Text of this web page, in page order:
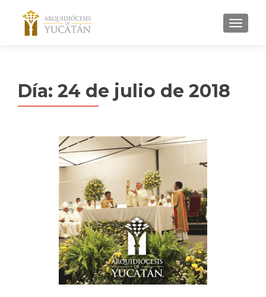
MENU
Día: 24 de julio de 2018